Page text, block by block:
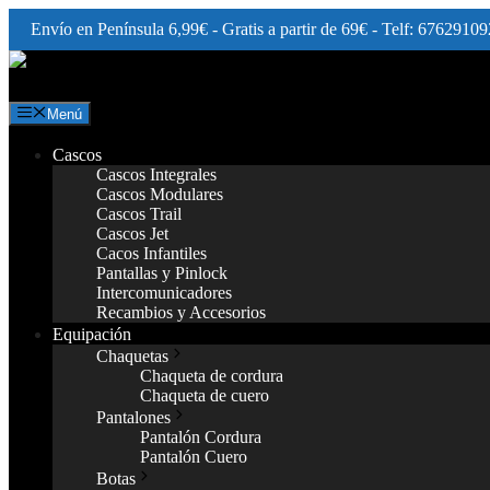
Envío en Península 6,99€ - Gratis a partir de 69€ - Telf:
Saltar
contenido
Menú
Cascos
Cascos Integrales
Cascos Modulares
Cascos Trail
Cascos Jet
Cacos Infantiles
Pantallas y Pinlock
Intercomunicadores
Recambios y Accesorios
Equipación
Chaquetas
Chaqueta de cordura
Chaqueta de cuero
Pantalones
Pantalón Cordura
Pantalón Cuero
Botas